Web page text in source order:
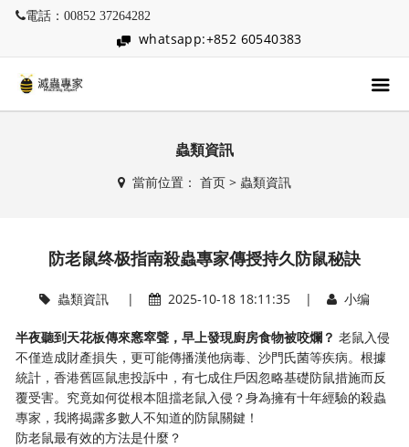
電話：00852 37264282
whatsapp:+852 60540383
蟲類資訊
當前位置： 首页> 蟲類資訊
防老鼠终极指南殺蟲專家傳授持久防鼠秘訣
蟲類資訊| 2025-10-18 18:11:35 | 小编
​半夜聽到天花板傳來窸窣聲，早上發現廚房食物被咬爛？​ ​ 老鼠入侵
不僅造成財產損失，更可能傳播漢他病毒、沙門氏菌等疾病。根據
統計，香港舊區鼠患投訴中，有七成住戶因忽略基礎防鼠措施而反
覆受害。究竟如何從根本阻擋老鼠入侵？身為擁有十年經驗的殺蟲
專家，我將揭露多數人不知道的防鼠關鍵！
防老鼠最有效的方法是什麼？